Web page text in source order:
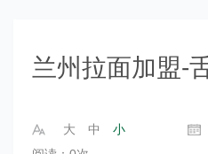
兰州拉面加盟-
大 中 小